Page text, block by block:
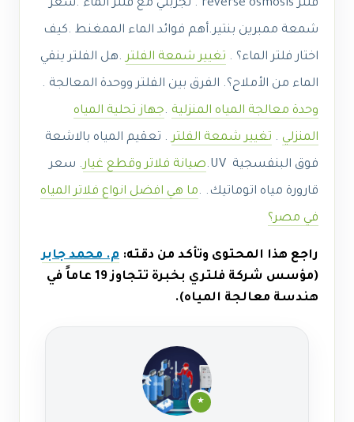
فلتر reverse osmosis . تجربتي مع فلتر الماء .
سعر
شمعة ممبرين بنتير.أهم فوائد الماء الممغنط .كيف
اختار فلتر الماء؟ . تغيير شمعة الفلتر.هل الفلتر ينقي
الماء من الأملاح؟. الفرق بين الفلتر ووحدة المعالجة .
وحدة معالجة المياه المنزلية .جهاز تحلية المياه
المنزلي . تغيير شمعة الفلتر. تعقيم المياه بالاشعة
فوق البنفسجية UV.
صيانة فلاتر وقطع غيار. سعر
قارورة مياه اتوماتيك. .ما هي افضل انواع فلاتر المياه
في مصر؟
راجع هذا المحتوى وتأكد من دقته: م. محمد جابر
(مؤسس شركة فلتري بخبرة تتجاوز 19 عاماً في
هندسة معالجة المياه).
★